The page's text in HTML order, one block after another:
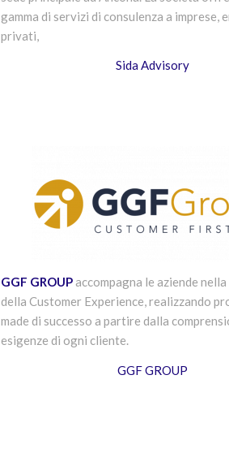
gamma di servizi di consulenza a imprese,
privati,
Sida Advisory
GGF GROUP accompagna le aziende
della Customer Experience, realizzando
made di successo a partire dalla
esigenze di ogni cliente.
GGF GROUP